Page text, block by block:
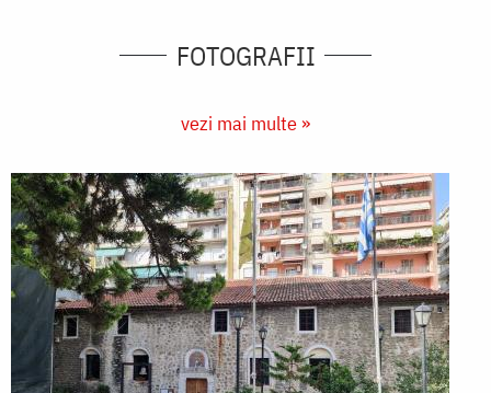
FOTOGRAFII
vezi mai multe »